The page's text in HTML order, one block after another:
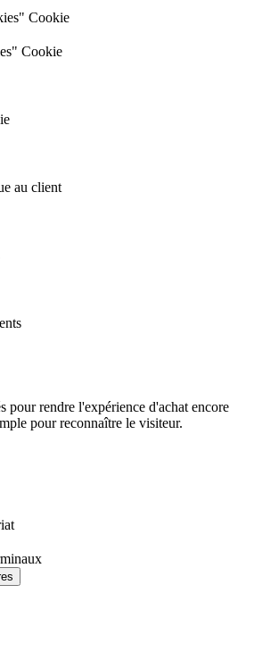
Cookie
Cookie
au client
pour rendre l'expérience d'achat encore
pour reconnaître le visiteur.